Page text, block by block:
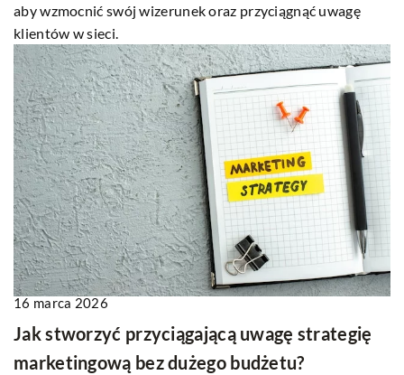
aby wzmocnić swój wizerunek oraz przyciągnąć uwagę
klientów w sieci.
16 marca 2026
Jak stworzyć przyciągającą uwagę strategię
marketingową bez dużego budżetu?